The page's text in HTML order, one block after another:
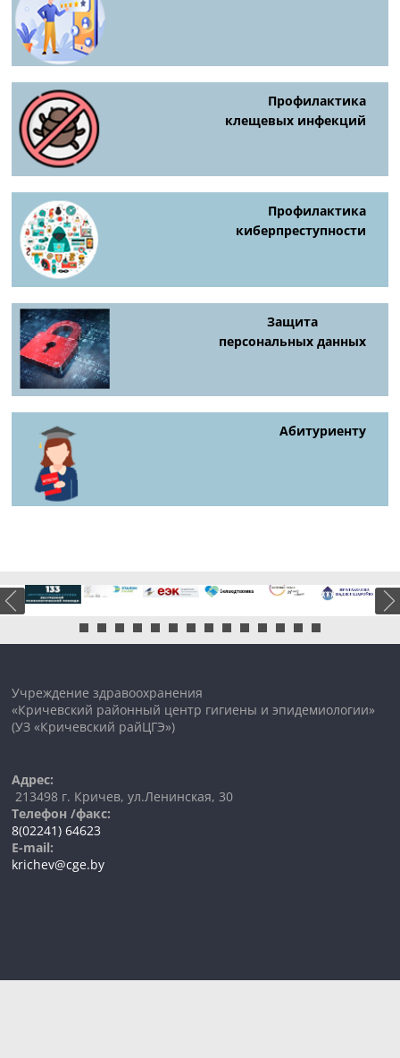
Профилактика
клещевых инфекций
Профилактика
киберпреступности
Защита
персональных данных
Абитуриенту
Учреждение здравоохранения
«Кричевский районный центр гигиены и эпидемиологии»
(УЗ «Кричевский райЦГЭ»)
Адрес:
213498 г. Кричев, ул.Ленинская, 30
Телефон /факс:
8(02241) 64623
E-mail:
krichev@cge.by